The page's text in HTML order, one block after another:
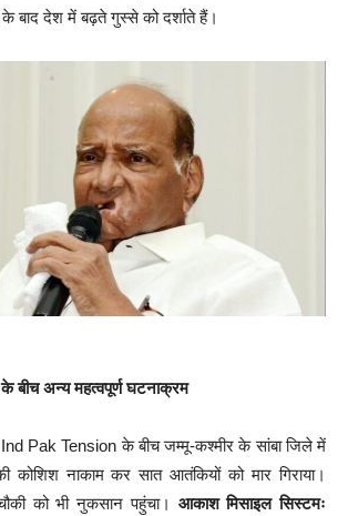
के बाद देश में बढ़ते गुस्से को दर्शाते हैं।
अन्य महत्वपूर्ण घटनाक्रम
Ind Pak Tension के बीच जम्मू-कश्मीर के सांबा जिले में
नाकाम कर सात आतंकियों को मार गिराया।
को भी नुकसान पहुंचा। आकाश मिसाइल सिस्टमः